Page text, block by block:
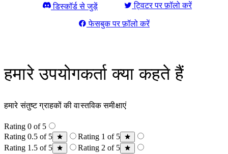
डिस्कॉर्ड से जुड़ें ट्विटर पर फ़ॉलो करें
फेसबुक पर फ़ॉलो करें
हमारे उपयोगकर्ता क्या कहते हैं
हमारे संतुष्ट ग्राहकों की वास्तविक समीक्षाएं
Rating 0 of 5
Rating 0.5 of 5
Rating 1 of 5
Rating 1.5 of 5
Rating 2 of 5